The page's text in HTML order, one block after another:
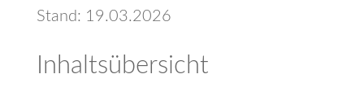
Stand: 19.03.2026
Inhaltsübersicht